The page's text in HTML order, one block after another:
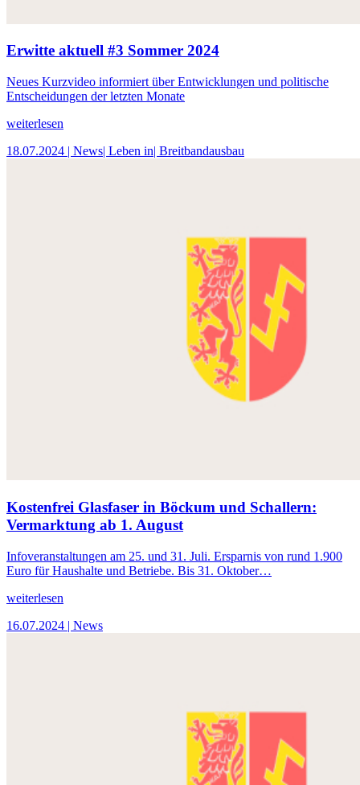
Erwitte aktuell #3 Sommer 2024
Neues Kurzvideo informiert über Entwicklungen und politische
Entscheidungen der letzten Monate
weiterlesen
18.07.2024 | News| Leben in| Breitbandausbau
Kostenfrei Glasfaser in Böckum und Schallern:
Vermarktung ab 1. August
Infoveranstaltungen am 25. und 31. Juli. Ersparnis von rund 1.900
Euro für Haushalte und Betriebe. Bis 31. Oktober…
weiterlesen
16.07.2024 | News